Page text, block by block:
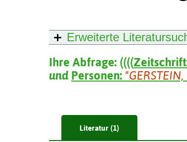
Erweiterte
Ihre Abfrage: ((((
und Personen:
Literatur (1)